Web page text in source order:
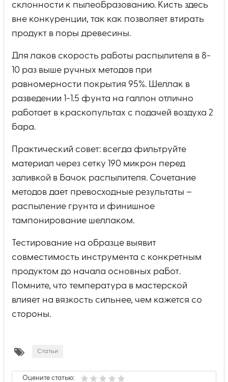
склонности к пылеобразованию. Кисть здесь
вне конкуренции, так как позволяет втирать
продукт в поры древесины.
Для лаков скорость работы распылителя в 8-
10 раз выше ручных методов при
равномерности покрытия 95%. Шеллак в
разведении 1-1.5 фунта на галлон отлично
работает в краскопультах с подачей воздуха 2
бара.
Практический совет: всегда фильтруйте
материал через сетку 190 микрон перед
заливкой в бачок распылителя. Сочетание
методов дает превосходные результаты –
распыление грунта и финишное
тампонирование шеллаком.
Тестирование на образце выявит
совместимость инструмента с конкретным
продуктом до начала основных работ.
Помните, что температура в мастерской
влияет на вязкость сильнее, чем кажется со
стороны.
Статьи
Оцените статью: